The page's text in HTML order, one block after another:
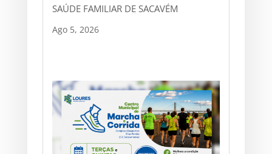
SAÚDE FAMILIAR DE SACAVÉM
Ago 5, 2026